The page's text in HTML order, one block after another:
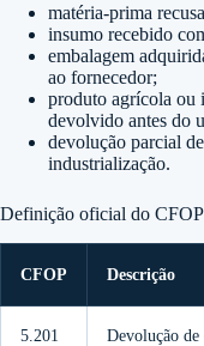
matéria-prima
insumo recebido
embalagem
ao fornecedor;
produto agrícola ou
devolvido antes do
devolução parcial
industrialização.
Definição oficial do CFOP
CFOP Descrição
5.201
Devolução de